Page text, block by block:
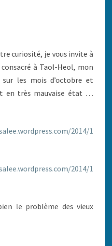
curiosité, je vous invite à
à Taol-Heol, mon
les mois d’octobre et
en très mauvaise état …
2014/1
2014/1
le problème des vieux